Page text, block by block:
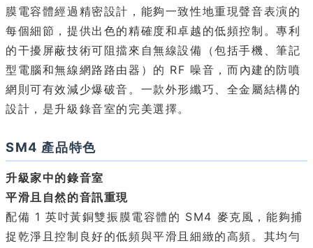
膜電容體經過精密設計，能夠一致性地重現聲音表演的
每個細節，提供出色的精確度和卓越的低頻控制。專利
的干擾屏蔽技術可阻擋來自無線設備（包括手機、筆記
型電腦和無線網路路由器）的 RF 噪音，而內建的防噴
網則可有效減少爆破音。一款外形纖巧、全金屬結構的
設計，是升級錄音室的完美選擇。
SM4 產品特色
升級家中的錄音室
平滑且自然的音訊重現
配備 1 英吋黃銅雙振膜電容體的 SM4 麥克風，能夠捕
捉乾淨且控制良好的低頻與平滑且細緻的高頻。其均勻